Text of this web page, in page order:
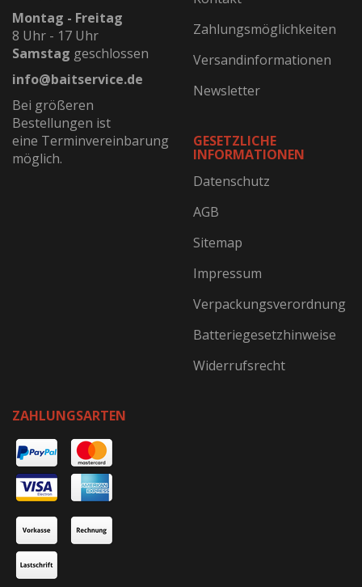
Montag - Freitag
8 Uhr - 17 Uhr
Samstag geschlossen
info@baitservice.de
Bei größeren
Bestellungen ist
eine Terminvereinbarung
möglich.
Zahlungsmöglichkeiten
Versandinformationen
Newsletter
GESETZLICHE
INFORMATIONEN
Datenschutz
AGB
Sitemap
Impressum
Verpackungsverordnung
Batteriegesetzhinweise
Widerrufsrecht
ZAHLUNGSARTEN